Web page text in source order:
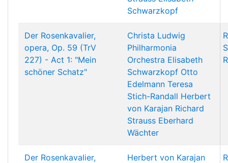
Schwarzkopf
Der Rosenkavalier,
opera, Op. 59 (TrV
227) - Act 1: "Mein
schöner Schatz"
Christa Ludwig
Philharmonia
Orchestra Elisabeth
Schwarzkopf Otto
Edelmann Teresa
Stich-Randall Herbert
von Karajan Richard
Strauss Eberhard
Wächter
Der Rosenkavalier,
Herbert von Karajan